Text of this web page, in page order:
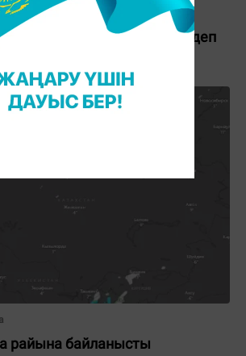
“Мені ұрлап кетті” деп
берген
райына байланысты